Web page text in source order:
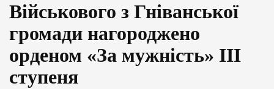
Військового з Гніванської
громади нагороджено
орденом «За мужність» ІІІ
ступеня